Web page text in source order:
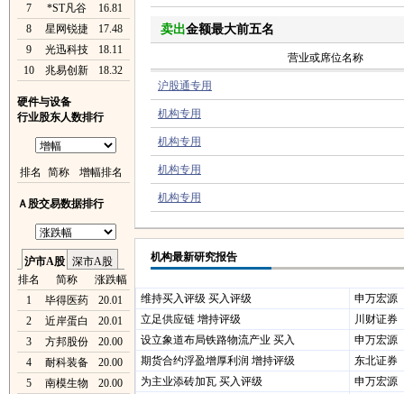
7
*ST凡谷
16.81
8
星网锐捷
17.48
9
光迅科技
18.11
10
兆易创新 18.32
硬件与设备
行业股东人数排行
排名 简称 增幅排名
Ａ股交易数据排行
沪市A股 深市A股
排名
简称
涨跌幅
1
毕得医药
20.01
2
近岸蛋白
20.01
3
方邦股份
20.00
4
耐科装备
20.00
5
南模生物
20.00
卖出金额最大前五名
营业或席位名称
沪股通专用
机构专用
机构专用
机构专用
机构专用
机构最新研究报告
维持买入评级 买入评级
申万宏源
立足供应链 增持评级
川财证券
设立象道布局铁路物流产业 买入
申万宏源
期货合约浮盈增厚利润 增持评级
东北证券
为主业添砖加瓦 买入评级
申万宏源